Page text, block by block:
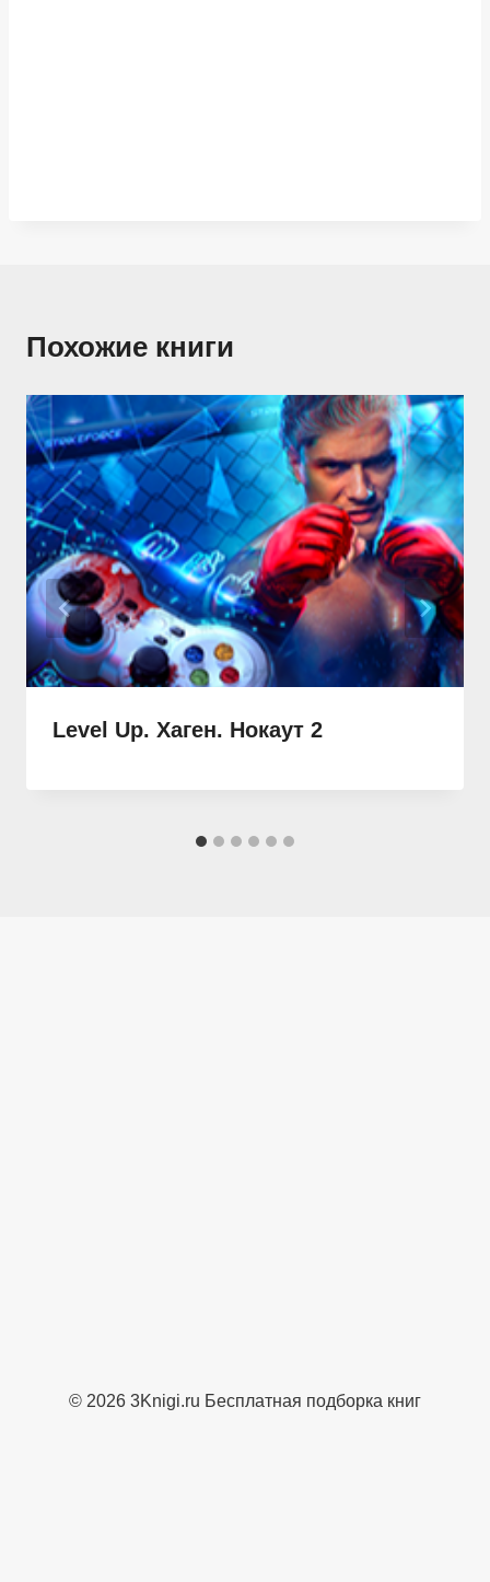
Похожие книги
Level Up. Хаген. Нокаут 2
© 2026 3Knigi.ru Бесплатная подборка книг